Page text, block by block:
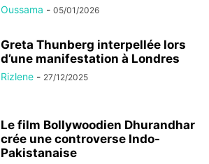
Oussama - 05/01/2026
Greta Thunberg interpellée lors
d’une manifestation à Londres
Rizlene - 27/12/2025
Le film Bollywoodien Dhurandhar
crée une controverse Indo-
Pakistanaise